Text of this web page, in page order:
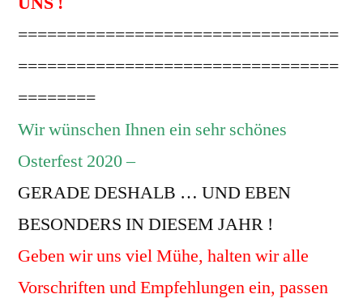
=================================
=================================
========
Wir wünschen Ihnen ein sehr schönes
Osterfest 2020 –
GERADE DESHALB … UND EBEN
BESONDERS IN DIESEM JAHR !
Geben wir uns viel Mühe, halten wir alle
Vorschriften und Empfehlungen ein, passen